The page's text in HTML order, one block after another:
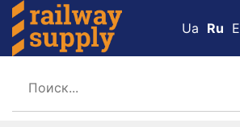
Ua Ru